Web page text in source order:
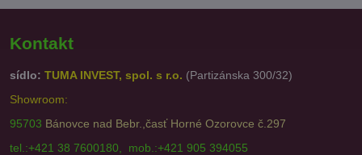
Kontakt
sídlo: TUMA INVEST, spol. s r.o. (Partizánska 300/32)
Showroom:
95703 Bánovce nad Bebr.,časť Horné Ozorovce č.297
tel.:+421 38 7600180, mob.:+421 905 394055